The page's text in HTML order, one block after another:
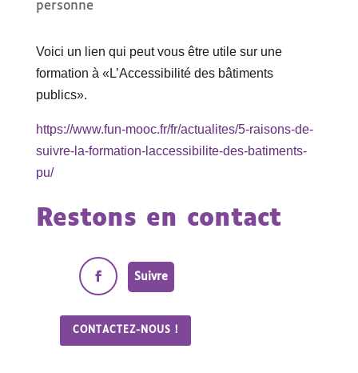
personne
Voici un lien qui peut vous être utile sur une
formation à «L’Accessibilité des bâtiments
publics».
https://www.fun-mooc.fr/fr/actualites/5-raisons-de-
suivre-la-formation-laccessibilite-des-batiments-
pu/
Restons en contact
Suivre
CONTACTEZ-NOUS !